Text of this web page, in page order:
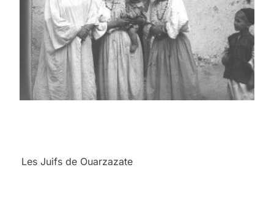
Les Juifs de Ouarzazate